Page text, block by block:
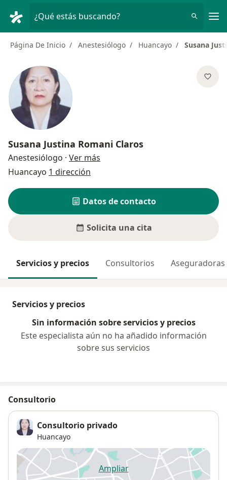
¿Qué estás buscando?
Página De Inicio Anestesiólogo Huancayo Susana
Susana Justina Romani Claros
Anestesiólogo · Ver más
Huancayo 1 dirección
Datos de contacto
Solicita una cita
Servicios y precios Consultorios Aseguradoras
Servicios y precios
Sin información sobre servicios y precios
Este especialista aún no ha añadido información
sobre sus servicios
Consultorio
Consultorio privado
Huancayo
Ampliarse abre en una nueva